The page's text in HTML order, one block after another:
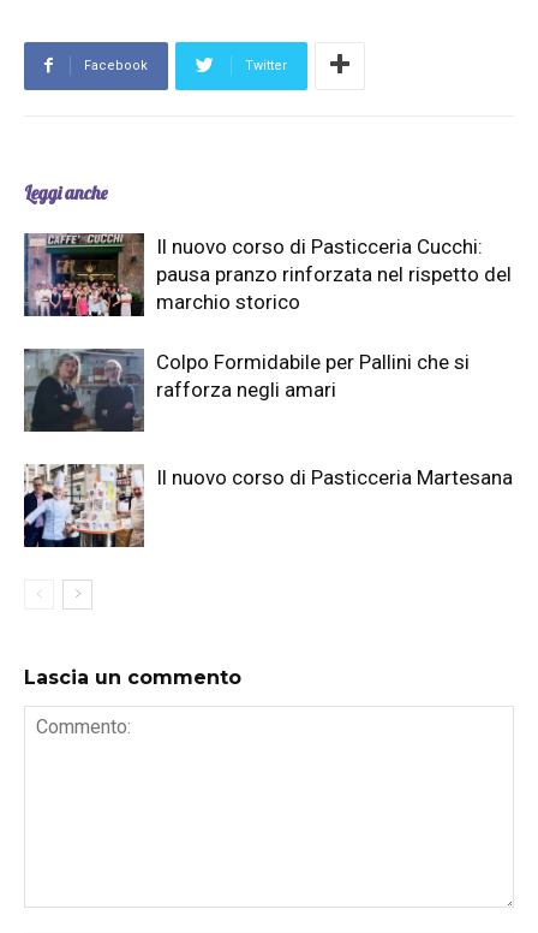
Facebook Twitter
Leggi anche
Il nuovo corso di Pasticceria Cucchi:
pausa pranzo rinforzata nel rispetto del
marchio storico
Colpo Formidabile per Pallini che si
rafforza negli amari
Il nuovo corso di Pasticceria Martesana
Lascia un commento